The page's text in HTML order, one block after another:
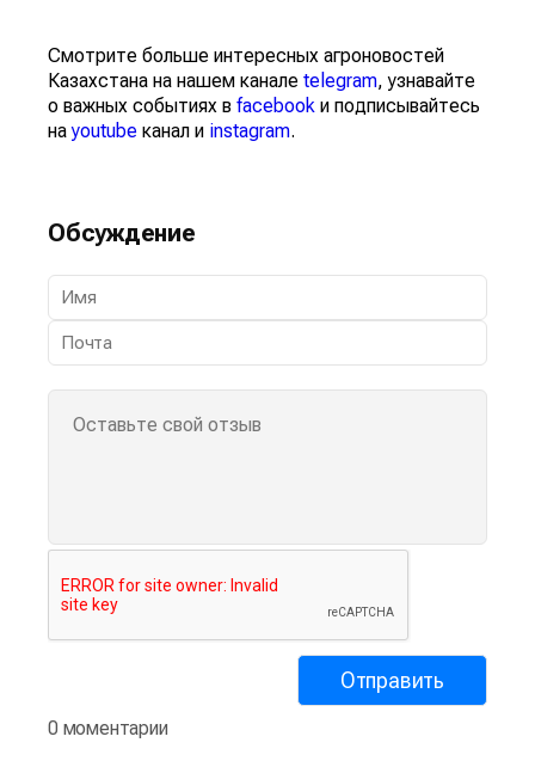
Смотрите больше интересных агроновостей
Казахстана на нашем канале telegram, узнавайте
о важных событиях в facebook и подписывайтесь
наyoutube канал и instagram.
Обсуждение
0 моментарии